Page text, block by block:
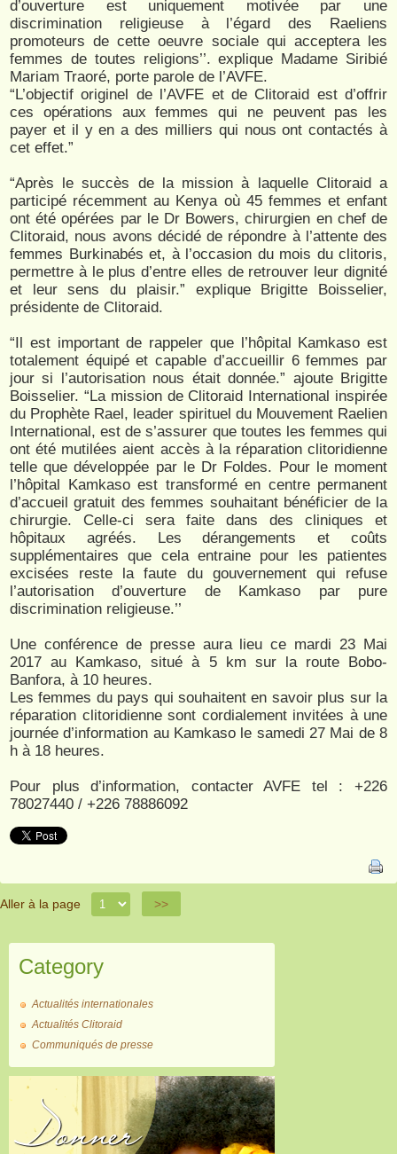
d’ouverture est uniquement motivée par une
discrimination religieuse à l’égard des Raeliens
promoteurs de cette oeuvre sociale qui acceptera les
femmes de toutes religions’’. explique Madame Siribié
Mariam Traoré, porte parole de l’AVFE.
“L’objectif originel de l’AVFE et de Clitoraid est d’offrir
ces opérations aux femmes qui ne peuvent pas les
payer et il y en a des milliers qui nous ont contactés à
cet effet.”
“Après le succès de la mission à laquelle Clitoraid a
participé récemment au Kenya où 45 femmes et enfant
ont été opérées par le Dr Bowers, chirurgien en chef de
Clitoraid, nous avons décidé de répondre à l’attente des
femmes Burkinabés et, à l’occasion du mois du clitoris,
permettre à le plus d’entre elles de retrouver leur dignité
et leur sens du plaisir.” explique Brigitte Boisselier,
présidente de Clitoraid.
“Il est important de rappeler que l’hôpital Kamkaso est
totalement équipé et capable d’accueillir 6 femmes par
jour si l’autorisation nous était donnée.” ajoute Brigitte
Boisselier. “La mission de Clitoraid International inspirée
du Prophète Rael, leader spirituel du Mouvement Raelien
International, est de s’assurer que toutes les femmes qui
ont été mutilées aient accès à la réparation clitoridienne
telle que développée par le Dr Foldes. Pour le moment
l’hôpital Kamkaso est transformé en centre permanent
d’accueil gratuit des femmes souhaitant bénéficier de la
chirurgie. Celle-ci sera faite dans des cliniques et
hôpitaux agréés. Les dérangements et coûts
supplémentaires que cela entraine pour les patientes
excisées reste la faute du gouvernement qui refuse
l’autorisation d’ouverture de Kamkaso par pure
discrimination religieuse.’’
Une conférence de presse aura lieu ce mardi 23 Mai
2017 au Kamkaso, situé à 5 km sur la route Bobo-
Banfora, à 10 heures.
Les femmes du pays qui souhaitent en savoir plus sur la
réparation clitoridienne sont cordialement invitées à une
journée d’information au Kamkaso le samedi 27 Mai de 8
h à 18 heures.
Pour plus d’information, contacter AVFE tel : +226
78027440 / +226 78886092
Aller à la page >>
Category
Actualités internationales
Actualités Clitoraid
Communiqués de presse
Donner